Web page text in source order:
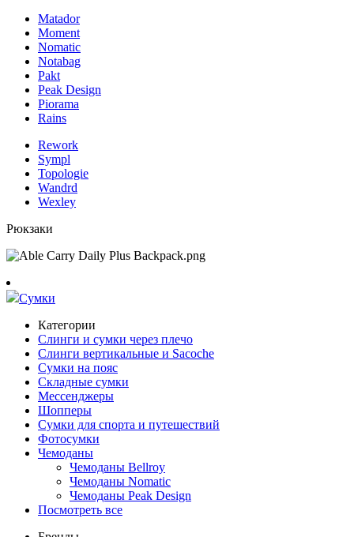
Matador
Moment
Nomatic
Notabag
Pakt
Peak Design
Piorama
Rains
Rework
Sympl
Topologie
Wandrd
Wexley
Рюкзаки
Сумки
Категории
Слинги и сумки через плечо
Слинги вертикальные и Sacoche
Сумки на пояс
Складные сумки
Мессенджеры
Шопперы
Сумки для спорта и путешествий
Фотосумки
Чемоданы
Чемоданы Bellroy
Чемоданы Nomatic
Чемоданы Peak Design
Посмотреть все